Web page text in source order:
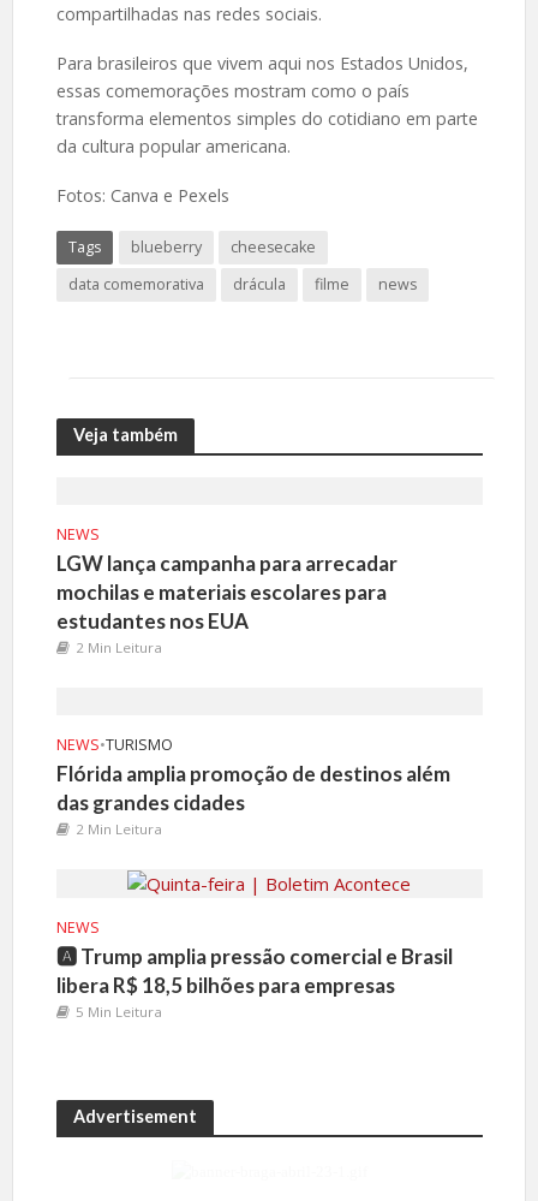
compartilhadas nas redes sociais.
Para brasileiros que vivem aqui nos Estados Unidos,
essas comemorações mostram como o país
transforma elementos simples do cotidiano em parte
da cultura popular americana.
Fotos: Canva e Pexels
Tags blueberry
cheesecake
data comemorativa
drácula filme news
Veja também
NEWS
LGW lança campanha para arrecadar
mochilas e materiais escolares para
estudantes nos EUA
2 Min Leitura
NEWS•TURISMO
Flórida amplia promoção de destinos além
das grandes cidades
2 Min Leitura
NEWS
🅰️ Trump amplia pressão comercial e Brasil
libera R$ 18,5 bilhões para empresas
5 Min Leitura
Advertisement